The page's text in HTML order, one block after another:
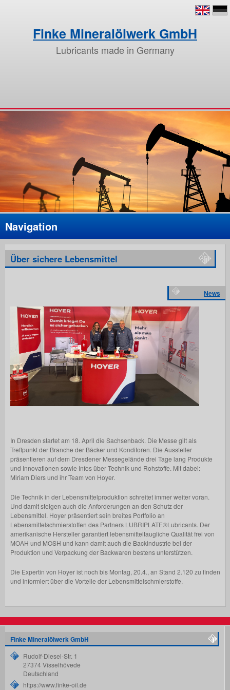
Finke Mineralölwerk GmbH
Lubricants made in Germany
Navigation
Über sichere Lebensmittel
News
In Dresden startet am 18. April die Sachsenback. Die Messe gilt als
Treffpunkt der Branche der Bäcker und Konditoren. Die Aussteller
präsentieren auf dem Dresdener Messegelände drei Tage lang Produkte
und Innovationen sowie Infos über Technik und Rohstoffe. Mit dabei:
Miriam Diers und ihr Team von Hoyer.
Die Technik in der Lebensmittelproduktion schreitet immer weiter voran.
Und damit steigen auch die Anforderungen an den Schutz der
Lebensmittel. Hoyer präsentiert sein breites Portfolio an
Lebensmittelschmierstoffen des Partners LUBRIPLATE®Lubricants. Der
amerikanische Hersteller garantiert lebensmitteltaugliche Qualität frei von
MOAH und MOSH und kann damit auch die Backindustrie bei der
Produktion und Verpackung der Backwaren bestens unterstützen.
Die Expertin von Hoyer ist noch bis Montag, 20.4., an Stand 2.120 zu finden
und informiert über die Vorteile der Lebensmittelschmierstoffe.
Finke Mineralölwerk GmbH
Rudolf-Diesel-Str. 1
27374 Visselhövede
Deutschland
https://www.finke-oil.de